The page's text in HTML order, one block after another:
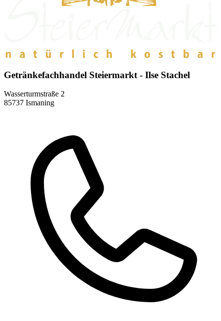
Getränkefachhandel Steiermarkt - Ilse Stachel
Wasserturmstraße 2
85737 Ismaning